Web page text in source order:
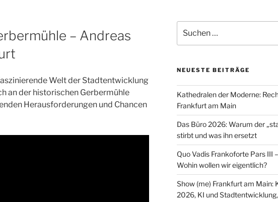
– Andreas
Welt der Stadtentwicklung
an der historischen Gerbermühle
Herausforderungen und Chancen
nach:
NEUESTE BEITRÄGE
Kathedralen der Moderne:
Frankfurt am Main
Das Büro 2026: Warum der
stirbt und was ihn ersetzt
Quo Vadis Frankoforte Pars III
Wohin wollen wir eigentlich?
Show (me) Frankfurt am Main:
2026, KI und